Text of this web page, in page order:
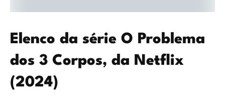
Elenco da série O Problema
dos 3 Corpos, da Netflix
(2024)